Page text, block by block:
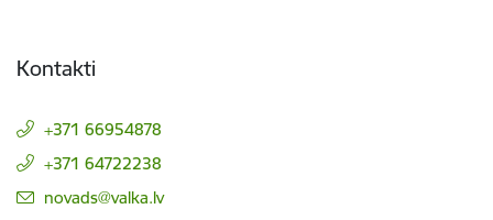
Kontakti
+371 66954878
+371 64722238
E-pasts:
novads@valka.lv